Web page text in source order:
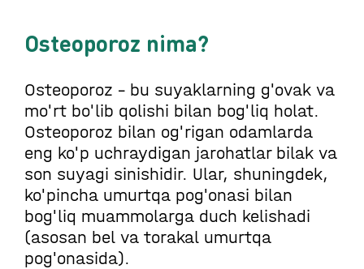
Osteoporoz nima?
Osteoporoz - bu suyaklarning g'ovak va
mo'rt bo'lib qolishi bilan bog'liq holat.
Osteoporoz bilan og'rigan odamlarda
eng ko'p uchraydigan jarohatlar bilak va
son suyagi sinishidir. Ular, shuningdek,
ko'pincha umurtqa pog'onasi bilan
bog'liq muammolarga duch kelishadi
(asosan bel va torakal umurtqa
pog'onasida).